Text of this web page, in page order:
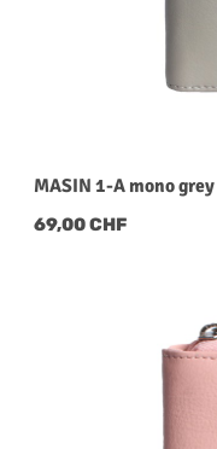
MASIN 1-A mono grey
Regulärer Preis:
69,00 CHF